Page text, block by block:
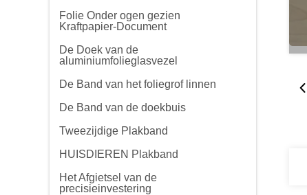
Folie Onder ogen gezien
Kraftpapier-Document
De Doek van de
aluminiumfolieglasvezel
De Band van het foliegrof linnen
De Band van de doekbuis
Tweezijdige Plakband
HUISDIEREN Plakband
Het Afgietsel van de
precisieinvestering